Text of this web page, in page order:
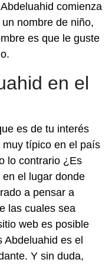
comienza
nombre de niño,
es que le guste
en el
es de tu interés
típico en el país
lo contrario ¿Es
el lugar donde
a pensar a
las cuales sea
web es posible
es el
Y sin duda,